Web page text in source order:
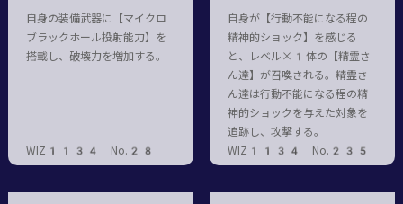
自身の装備武器に【マイクロ
ブラックホール投射能力】を
搭載し、破壊力を増加する。
WIZ1134 No.28
自身が【行動不能になる程の
精神的ショック】を感じる
と、レベル×1体の【精霊さ
ん達】が召喚される。精霊さ
ん達は行動不能になる程の精
神的ショックを与えた対象を
追跡し、攻撃する。
WIZ1134 No.235